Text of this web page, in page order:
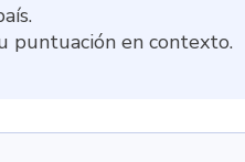
puntuación en contexto.